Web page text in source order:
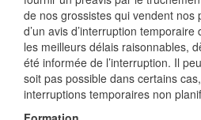
de nos grossistes qui vendent nos
d’un avis d’interruption
les meilleurs délais raisonnables,
été informée de l’interruption. Il
soit pas possible dans certains
interruptions temporaires non